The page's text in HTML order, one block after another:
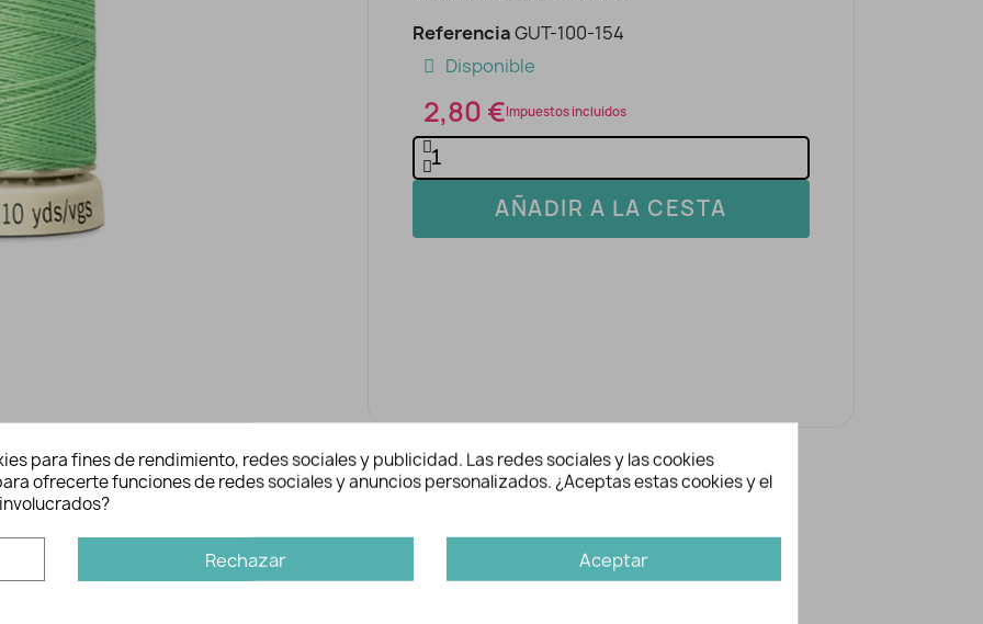
ReferenciaGUT-100-154
Disponible
2,80 €Impuestos incluidos
AÑADIR A LA CESTA
Información adicional
para fines de rendimiento, redes sociales y publicidad. Las redes sociales y las cookies
ofrecerte funciones de redes sociales y anuncios personalizados. ¿Aceptas estas cookies y el
Rechazar Aceptar